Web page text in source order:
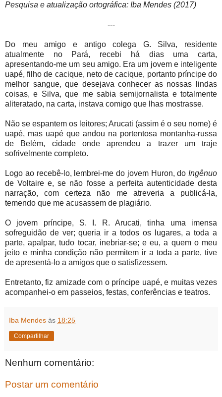
Pesquisa e atualização ortográfica: Iba Mendes (2017)
---
Do meu amigo e antigo colega G. Silva, residente
atualmente no Pará, recebi há dias uma carta,
apresentando-me um seu amigo. Era um jovem e inteligente
uapé, filho de cacique, neto de cacique, portanto príncipe do
melhor sangue, que desejava conhecer as nossas lindas
coisas, e Silva, que me sabia semijornalista e totalmente
aliteratado, na carta, instava comigo que lhas mostrasse.
Não se espantem os leitores; Arucati (assim é o seu nome) é
uapé, mas uapé que andou na portentosa montanha-russa
de Belém, cidade onde aprendeu a trazer um traje
sofrivelmente completo.
Logo ao recebê-lo, lembrei-me do jovem Huron, do Ingênuo
de Voltaire e, se não fosse a perfeita autenticidade desta
narração, com certeza não me atreveria a publicá-la,
temendo que me acusassem de plagiário.
O jovem príncipe, S. I. R. Arucati, tinha uma imensa
sofreguidão de ver; queria ir a todos os lugares, a toda a
parte, apalpar, tudo tocar, inebriar-se; e eu, a quem o meu
jeito e minha condição não permitem ir a toda a parte, tive
de apresentá-lo a amigos que o satisfizessem.
Entretanto, fiz amizade com o príncipe uapé, e muitas vezes
acompanhei-o em passeios, festas, conferências e teatros.
Iba Mendes às 18:25
Compartilhar
Nenhum comentário:
Postar um comentário